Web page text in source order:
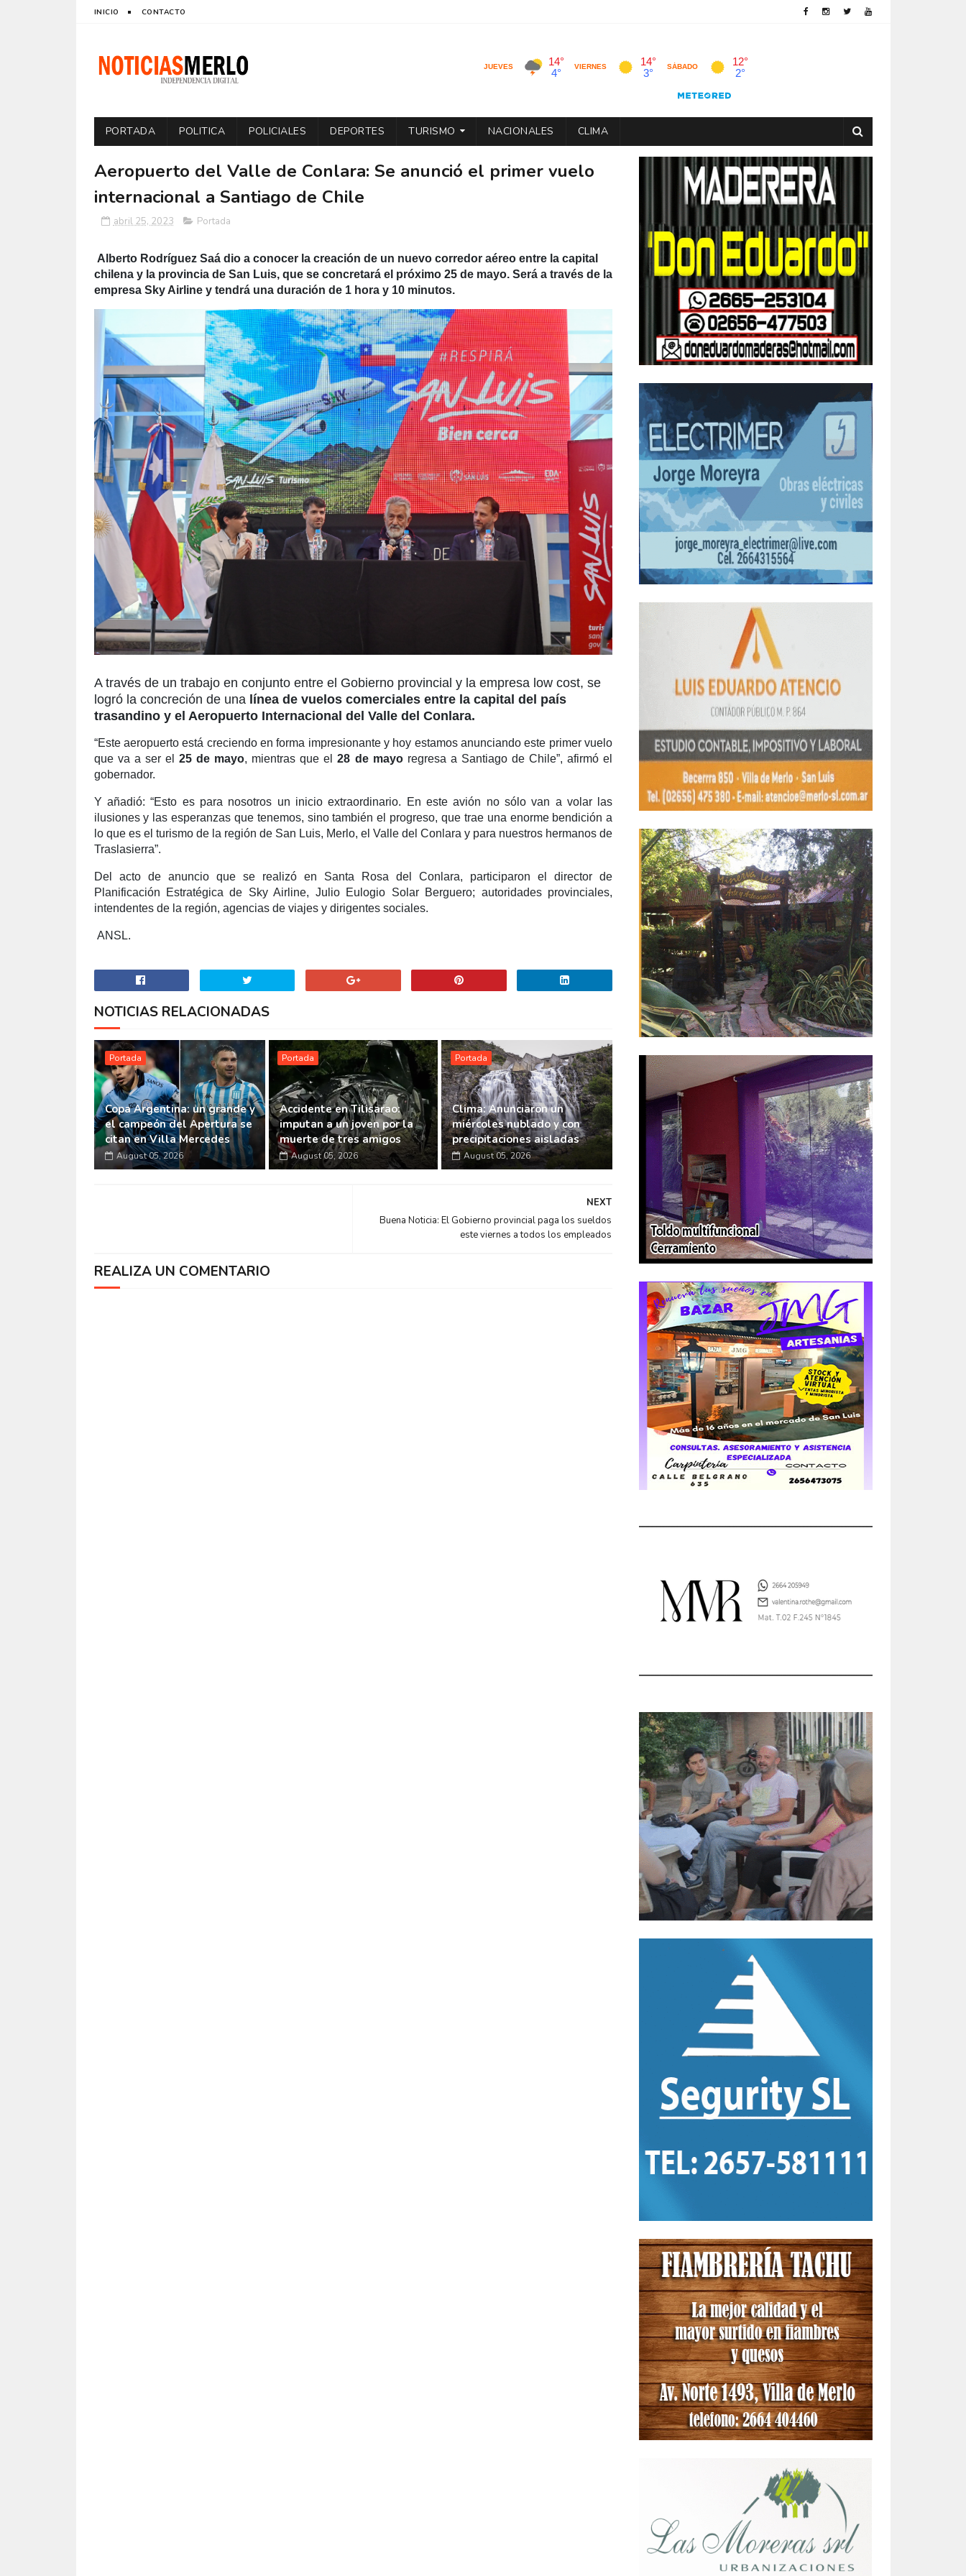
INICIO CONTACTO
PORTADA POLITICA POLICIALES DEPORTES TURISMO NACIONALES CLIMA
Aeropuerto del Valle de Conlara: Se anunció el primer vuelo
internacional a Santiago de Chile
abril 25, 2023 Portada
Alberto Rodríguez Saá dio a conocer la creación de un nuevo corredor aéreo entre la capital
chilena y la provincia de San Luis, que se concretará el próximo 25 de mayo. Será a través de la
empresa Sky Airline y tendrá una duración de 1 hora y 10 minutos.
A través de un trabajo en conjunto entre el Gobierno provincial y la empresa low cost, se
logró la concreción de una línea de vuelos comerciales entre la capital del país
trasandino y el Aeropuerto Internacional del Valle del Conlara.
“Este aeropuerto está creciendo en forma impresionante y hoy estamos anunciando este primer vuelo
que va a ser el 25 de mayo, mientras que el28 de mayoregresa a Santiago de Chile”, afirmó el
gobernador.
Y añadió: “Esto es para nosotros un inicio extraordinario. En este avión no sólo van a volar las
ilusiones y las esperanzas que tenemos, sino también el progreso, que trae una enorme bendición a
lo que es el turismo de la región de San Luis, Merlo, el Valle del Conlara y para nuestros hermanos de
Traslasierra”.
Del acto de anuncio que se realizó en Santa Rosa del Conlara, participaron el director de
Planificación Estratégica de Sky Airline, Julio Eulogio Solar Berguero; autoridades provinciales,
intendentes de la región, agencias de viajes y dirigentes sociales.
ANSL.
NOTICIAS RELACIONADAS
Portada
Copa Argentina: un grande y
el campeón del Apertura se
citan en Villa Mercedes
August 05, 2026
Portada
Accidente en Tilisarao:
imputan a un joven por la
muerte de tres amigos
August 05, 2026
Portada
Clima: Anunciaron un
miércoles nublado y con
precipitaciones aisladas
August 05, 2026
NEXT
Buena Noticia: El Gobierno provincial paga los sueldos
este viernes a todos los empleados
REALIZA UN COMENTARIO